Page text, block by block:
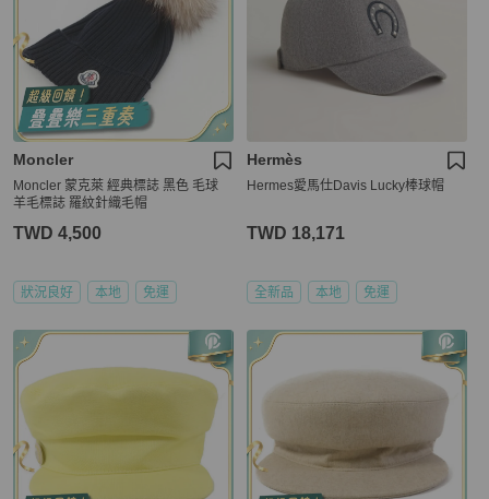
Moncler
Moncler 蒙克萊 經典標誌 黑色 毛球
羊毛標誌 羅紋針織毛帽
TWD 4,500
狀況良好 本地 免運
Hermès
Hermes愛馬仕Davis Lucky棒球帽
TWD 18,171
全新品 本地 免運